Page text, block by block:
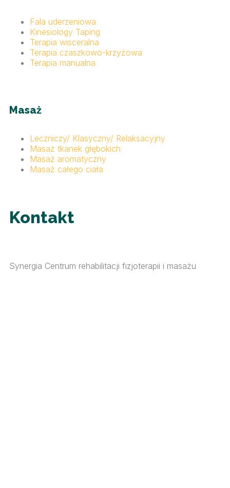
Fala uderzeniowa
Kinesiology Taping
Terapia wisceralna
Terapia czaszkowo-krzyżowa
Terapia manualna
Masaż
Leczniczy/ Klasyczny/ Relaksacyjny
Masaż tkanek głębokich
Masaż aromatyczny
Masaż całego ciała
Kontakt
Synergia Centrum rehabilitacji fizjoterapii i masażu